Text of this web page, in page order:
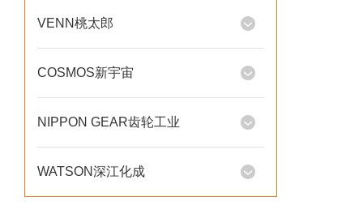
VENN桃太郎
COSMOS新宇宙
NIPPON GEAR齿轮工业
WATSON深江化成